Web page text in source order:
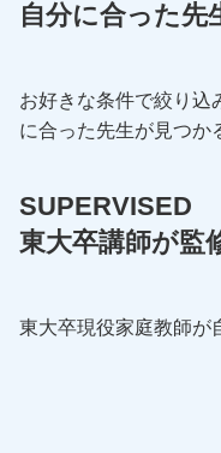
自分に合った先
お好きな条件で絞り込
に合った先生が見つか
SUPERVISED
東大卒講師が監
東大卒現役家庭教師が